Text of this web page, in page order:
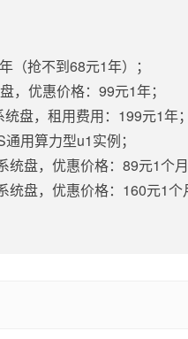
（抢不到68元1年）；
，优惠价格：99元1年；
盘，租用费用：199元1年；
用算力型u1实例；
盘，优惠价格：89元1个月
盘，优惠价格：160元1个